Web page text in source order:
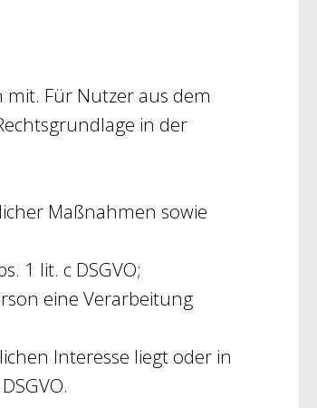
mit. Für Nutzer aus dem
in der
Maßnahmen sowie
1 lit. c DSGVO;
eine Verarbeitung
Interesse liegt oder in